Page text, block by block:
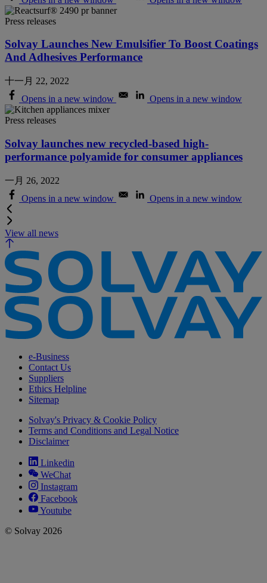
Press releases
Solvay Launches New Emulsifier To Boost Coatings
And Adhesives Performance
十一月 22, 2022
Opens in a new window
Opens in a new window
Press releases
Solvay launches new recycled-based high-
performance polyamide for consumer appliances
一月 26, 2022
Opens in a new window
Opens in a new window
View all news
e-Business
Contact Us
Suppliers
Ethics Helpline
Sitemap
Solvay's Privacy & Cookie Policy
Terms and Conditions and Legal Notice
Disclaimer
Linkedin
WeChat
Instagram
Facebook
Youtube
© Solvay 2026